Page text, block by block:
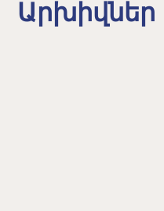
Արխիվներ